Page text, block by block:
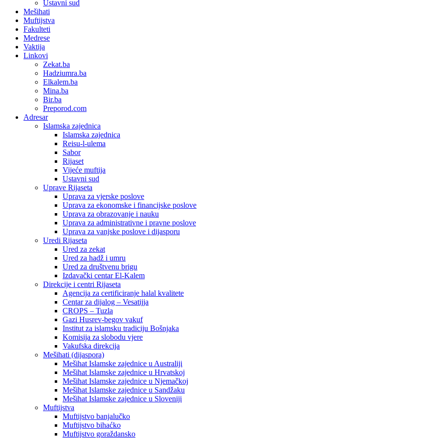
Ustavni sud
Mešihati
Muftijstva
Fakulteti
Medrese
Vaktija
Linkovi
Zekat.ba
Hadziumra.ba
Elkalem.ba
Mina.ba
Bir.ba
Preporod.com
Adresar
Islamska zajednica
Islamska zajednica
Reisu-l-ulema
Sabor
Rijaset
Vijeće muftija
Ustavni sud
Uprave Rijaseta
Uprava za vjerske poslove
Uprava za ekonomske i financijske poslove
Uprava za obrazovanje i nauku
Uprava za administrativne i pravne poslove
Uprava za vanjske poslove i dijasporu
Uredi Rijaseta
Ured za zekat
Ured za hadž i umru
Ured za društvenu brigu
Izdavački centar El-Kalem
Direkcije i centri Rijaseta
Agencija za certificiranje halal kvalitete
Centar za dijalog – Vesatijja
CROPS – Tuzla
Gazi Husrev-begov vakuf
Institut za islamsku tradiciju Bošnjaka
Komisija za slobodu vjere
Vakufska direkcija
Mešihati (dijaspora)
Mešihat Islamske zajednice u Australiji
Mešihat Islamske zajednice u Hrvatskoj
Mešihat Islamske zajednice u Njemačkoj
Mešihat Islamske zajednice u Sandžaku
Mešihat Islamske zajednice u Sloveniji
Muftijstva
Muftijstvo banjalučko
Muftijstvo bihaćko
Muftijstvo goraždansko